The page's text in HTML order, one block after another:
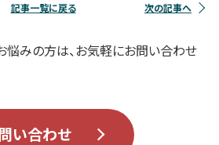
記事一覧に戻る 次の記事へ
みの方は、お気軽にお問い合わせ
い合わせ